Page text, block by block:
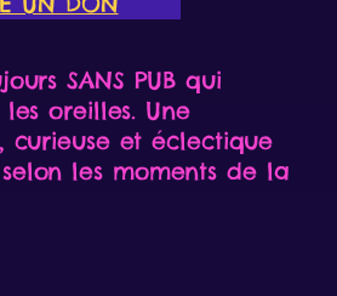
SANS PUB qui
les oreilles. Une
curieuse et éclectique
les moments de la